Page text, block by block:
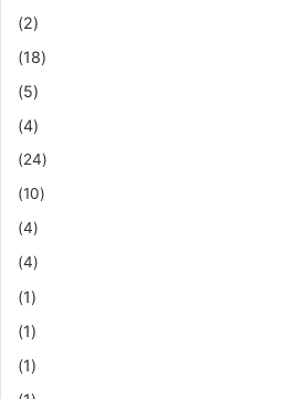
(2)
(18)
(5)
(4)
(24)
(10)
(4)
(4)
(1)
(1)
(1)